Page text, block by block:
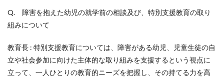
Q. 障害を抱えた幼児の就学前の相談及び、特別支援教育の取り
組みについて
教育長 : 特別支援教育については、障害がある幼児、児童生徒の自
立や社会参加に向けた主体的な取り組みを支援するという視点に
立って、一人ひとりの教育的ニーズを把握し、その持てる力を高